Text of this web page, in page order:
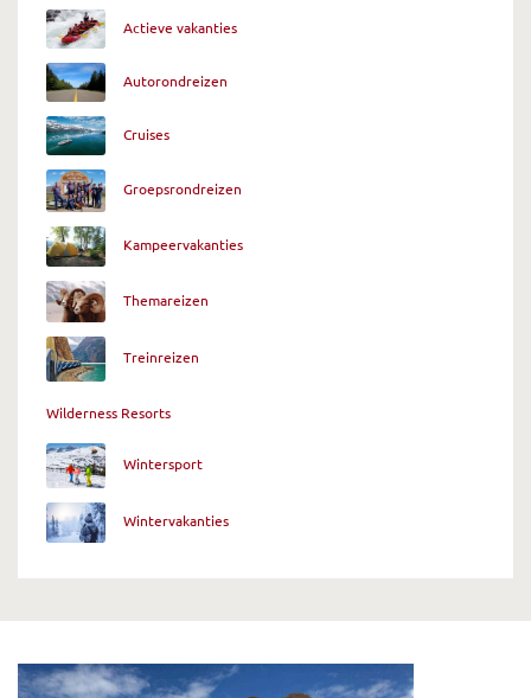
Actieve vakanties
Autorondreizen
Cruises
Groepsrondreizen
Kampeervakanties
Themareizen
Treinreizen
Wilderness Resorts
Wintersport
Wintervakanties